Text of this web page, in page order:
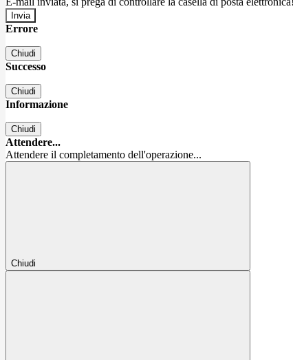
Errore
Chiudi
Successo
Chiudi
Informazione
Chiudi
Attendere...
Attendere il completamento dell'operazione...
Chiudi